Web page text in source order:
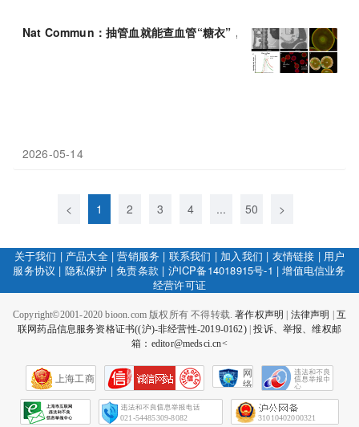
Nat Commun：抽管血就能查血管“糖衣”，心肾病早期检测迎新
2026-05-14
< 1 2 3 4 ... 50 >
关于我们 | 产品大全|营销服务 | 联系我们 | 加入我们 | 友情链接 | 用户
服务协议 | 隐私保护 |免责条款 | 沪ICP备14018915号-1 |增值电信业务
经营许可证
Copyright©2001-2020 bioon.com 版权所有 不得转载.著作权声明 法律声明
互
联网药品信息服务资格证书((沪)-非经营性-2019-0162)|投诉、举报、维权邮
箱：editor@medsci.cn<
上海工商
网
络
会
征
021-54485309-8082 31010402000321